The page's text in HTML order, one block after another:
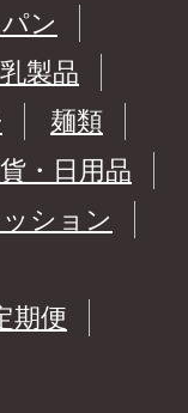
ン
製品
麺類
・日用品
ション
期便